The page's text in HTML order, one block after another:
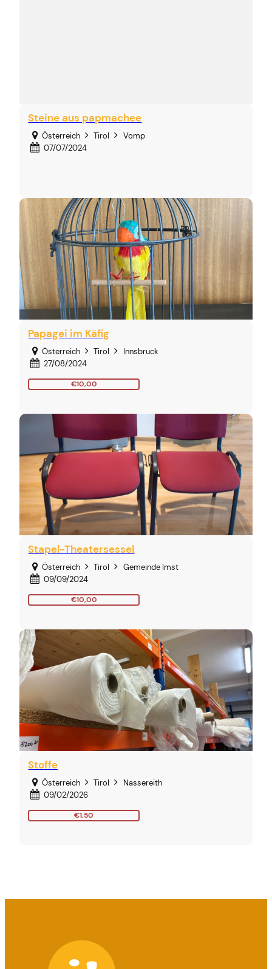
Steine aus papmachee
Österreich Tirol
Vomp
07/07/2024
Papagei im Käfig
Österreich Tirol
Innsbruck
27/08/2024
€10,00
Stapel-Theatersessel
Österreich Tirol
Gemeinde Imst
09/09/2024
€10,00
Stoffe
Österreich Tirol
Nassereith
09/02/2026
€1,50